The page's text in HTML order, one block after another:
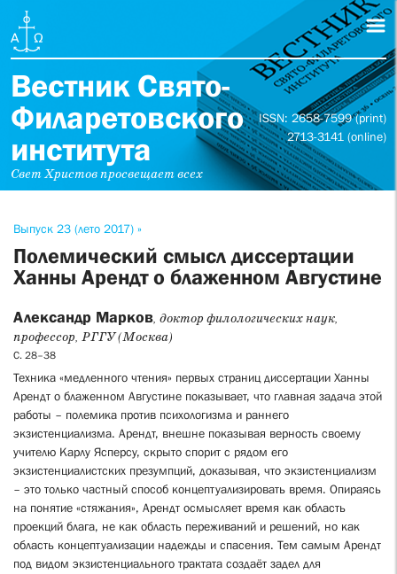
Вестник Свято-
Филаретовского
института
Свет Христов просвещает всех
ISSN: 2658-7599 (print)
2713-3141 (online)
Выпуск 23 (лето 2017) »
Полемический смысл диссертации
Ханны Арендт о блаженном Августине
Александр Марков, доктор филологических наук,
профессор, РГГУ (Москва)
С. 28–38
Техника «медленного чтения» первых страниц диссертации Ханны
Арендт о блаженном Августине показывает, что главная задача этой
работы – полемика против психологизма и раннего
экзистенциализма. Арендт, внешне показывая верность своему
учителю Карлу Ясперсу, скрыто спорит с рядом его
экзистенциалистских презумпций, доказывая, что экзистенциализм
– это только частный способ концептуализировать время. Опираясь
на понятие «стяжания», Арендт осмысляет время как область
проекций блага, не как область переживаний и решений, но как
область концептуализации надежды и спасения. Тем самым Арендт
под видом экзистенциального трактата создаёт задел для